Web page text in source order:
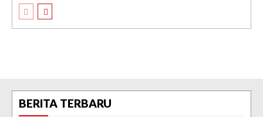
BERITA TERBARU